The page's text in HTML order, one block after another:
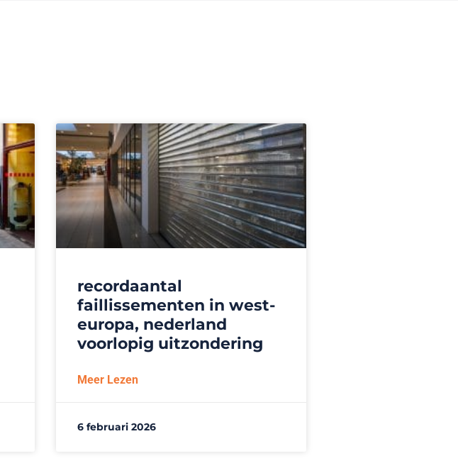
recordaantal
faillissementen in west-
europa, nederland
voorlopig uitzondering
Meer Lezen
6 februari 2026